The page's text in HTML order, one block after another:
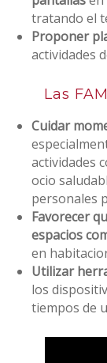
tratando el
Proponer
actividades
Las
Cuidar
actividades
ocio
personales
Favorecer
espacios
en
Utilizar
los
tiempos de